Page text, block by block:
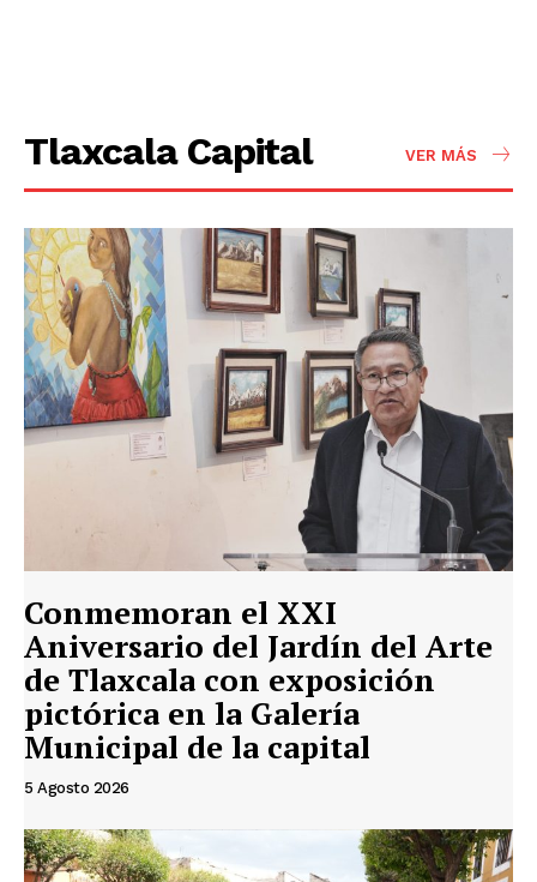
Tlaxcala Capital VER MÁS
Conmemoran el XXI
Aniversario del Jardín del Arte
de Tlaxcala con exposición
pictórica en la Galería
Municipal de la capital
5 Agosto 2026